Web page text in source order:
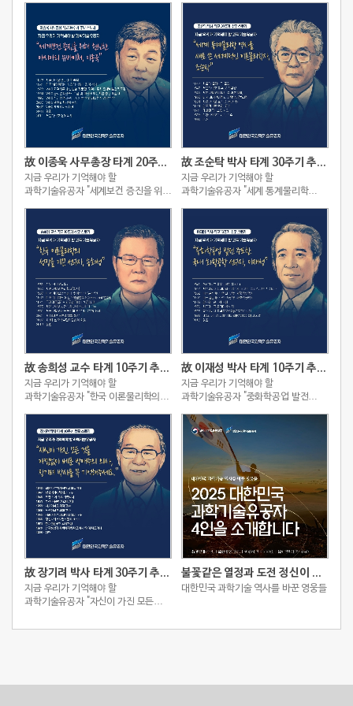
故 이종욱 사무총장 타계 20주기 추모 스토리
지금 우리가 기억해야 할
과학기술유공자 "세계보건 증진을 위해
故 조순탁 박사 타계 30주기 추모 스토리
지금 우리가 기억해야 할
과학기술유공자 "세계 통계물리학
故 송희성 교수 타계 10주기 추모 스토리
지금 우리가 기억해야 할
과학기술유공자 "한국 이론물리학의
故 이재성 박사 타계 10주기 추모 스토리
지금 우리가 기억해야 할
과학기술유공자 "중화학공업 발전
故 장기려 박사 타계 30주기 추모 스토리
지금 우리가 기억해야 할
과학기술유공자 "자신이 가진 모든
장기려 박사를 꼭 기억해주세요."
불꽃같은 열정과 도전 정신이 빚어낸 2025 대한민국 과학기술유공자 4인
대한민국 과학기술 역사를 바꾼 영웅들